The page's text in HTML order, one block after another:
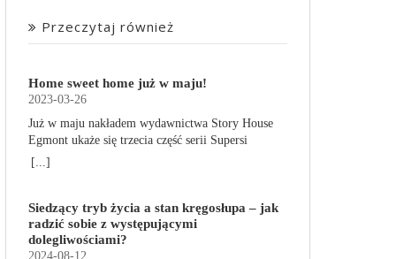
Przeczytaj również
Home sweet home już w maju!
2023-03-26
Już w maju nakładem wydawnictwa Story House
Egmont ukaże się trzecia część serii Supersi
scenarzysty Frederic Maupome. Ten tom nosi tytuł
obdarzone supermocami i wspomagane przez
robota o imieniu Al. Są rozdarte między chęcią
prowadzenia normalnego życia wśród ludzi a
[...]
Siedzący tryb życia a stan kręgosłupa – jak
radzić sobie z występującymi
dolegliwościami?
2024-08-12